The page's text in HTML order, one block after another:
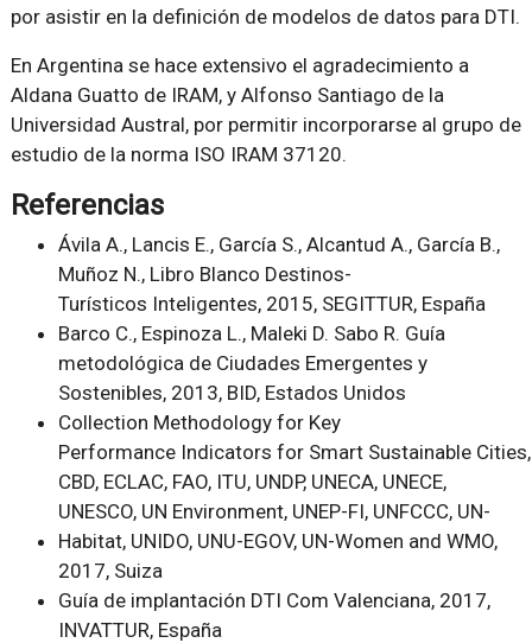
por asistir en la definición de modelos de datos para DTI.
En Argentina se hace extensivo el agradecimiento a
Aldana Guatto de IRAM, y Alfonso Santiago de la
Universidad Austral, por permitir incorporarse al grupo de
estudio de la norma ISO IRAM 37120.
Referencias
Ávila A., Lancis E., García S., Alcantud A., García B.,
Muñoz N., Libro Blanco Destinos-
Turísticos Inteligentes, 2015, SEGITTUR, España
Barco C., Espinoza L., Maleki D. Sabo R. Guía
metodológica de Ciudades Emergentes y
Sostenibles, 2013, BID, Estados Unidos
Collection Methodology for Key
Performance Indicators for Smart Sustainable Cities,
CBD, ECLAC, FAO, ITU, UNDP, UNECA, UNECE,
UNESCO, UN Environment, UNEP-FI, UNFCCC, UN-
Habitat, UNIDO, UNU-EGOV, UN-Women and WMO,
2017, Suiza
Guía de implantación DTI Com Valenciana, 2017,
INVATTUR, España